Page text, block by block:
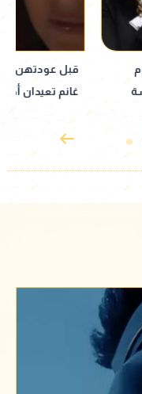
قبل عودتهن
غانم تعيدان